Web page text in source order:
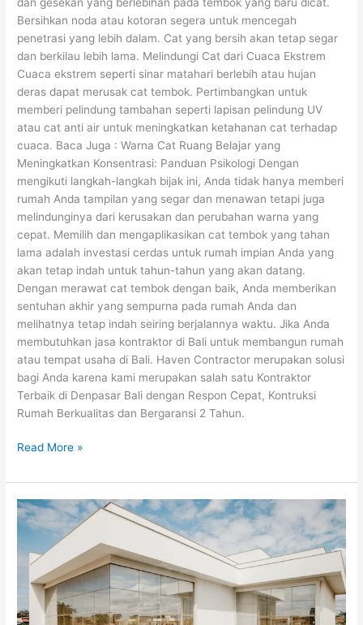
Bersihkan noda atau kotoran segera untuk mencegah
penetrasi yang lebih dalam. Cat yang bersih akan tetap segar
dan berkilau lebih lama. Melindungi Cat dari Cuaca Ekstrem
Cuaca ekstrem seperti sinar matahari berlebih atau hujan
deras dapat merusak cat tembok. Pertimbangkan untuk
memberi pelindung tambahan seperti lapisan pelindung UV
atau cat anti air untuk meningkatkan ketahanan cat terhadap
cuaca. Baca Juga : Warna Cat Ruang Belajar yang
Meningkatkan Konsentrasi: Panduan Psikologi Dengan
mengikuti langkah-langkah bijak ini, Anda tidak hanya memberi
rumah Anda tampilan yang segar dan menawan tetapi juga
melindunginya dari kerusakan dan perubahan warna yang
cepat. Memilih dan mengaplikasikan cat tembok yang tahan
lama adalah investasi cerdas untuk rumah impian Anda yang
akan tetap indah untuk tahun-tahun yang akan datang.
Dengan merawat cat tembok dengan baik, Anda memberikan
sentuhan akhir yang sempurna pada rumah Anda dan
melihatnya tetap indah seiring berjalannya waktu. Jika Anda
membutuhkan jasa kontraktor di Bali untuk membangun rumah
atau tempat usaha di Bali. Haven Contractor merupakan solusi
bagi Anda karena kami merupakan salah satu Kontraktor
Terbaik di Denpasar Bali dengan Respon Cepat, Kontruksi
Rumah Berkualitas dan Bergaransi 2 Tahun.
Read More »
Ketahanan
dan
Estetika:
Keuntungan
dan
Tips
Merawat